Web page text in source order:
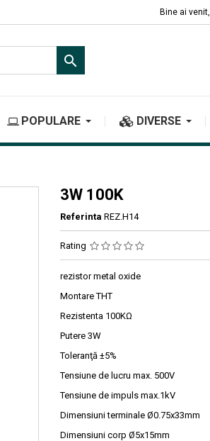
Bine ai venit,

POPULARE DIVERSE
3W 100K
Referinta REZ.H14
Rating
rezistor metal oxide
Montare THT
Rezistenta 100KΩ
Putere 3W
Toleranţă ±5%
Tensiune de lucru max. 500V
Tensiune de impuls max.1kV
Dimensiuni terminale Ø0.75x33mm
Dimensiuni corp Ø5x15mm